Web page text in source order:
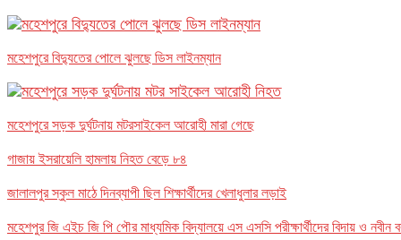
মহেশপুরে বিদ্যুতের পোলে ঝুলছে ডিস লাইনম্যান
মহেশপুরে সড়ক দুর্ঘটনায় মটরসাইকেল আরোহী মারা গেছে
গাজায় ইসরায়েলি হামলায় নিহত বেড়ে ৮৪
জালালপুর স্কুল মাঠে দিনব্যাপী ছিল শিক্ষার্থীদের খেলাধুলার লড়াই
মহেশপুর জি এইচ জি পি পৌর মাধ্যমিক বিদ্যালয়ে এস এসসি পরীক্ষার্থীদের বিদায় ও নবীন